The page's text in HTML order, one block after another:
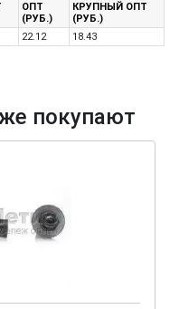
ОПТ
(РУБ.)
КРУПНЫЙ ОПТ
(РУБ.)
22.12 18.43
покупают